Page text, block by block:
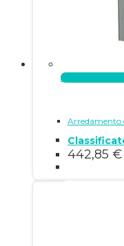
Aggiungi al
Arredamento
442,85 €